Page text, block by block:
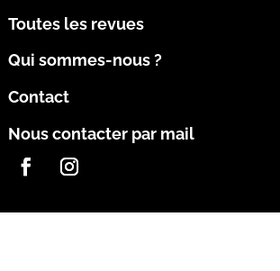
Toutes les revues
Qui sommes-nous ?
Contact
Nous contacter par mail